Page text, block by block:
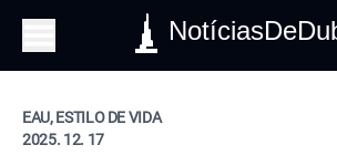
EAU, ESTILO DE VIDA
2025. 12. 17